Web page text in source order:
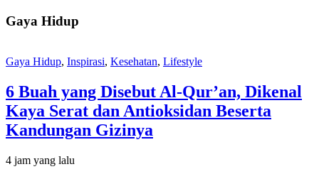
Gaya Hidup
Gaya Hidup, Inspirasi, Kesehatan, Lifestyle
6 Buah yang Disebut Al-Qur’an, Dikenal
Kaya Serat dan Antioksidan Beserta
Kandungan Gizinya
4 jam yang lalu